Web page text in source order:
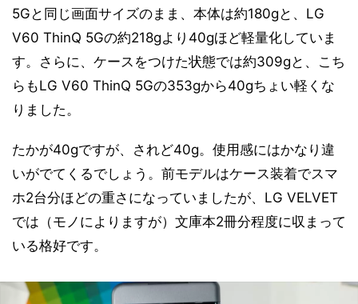
5Gと同じ画面サイズのまま、本体は約180gと、LG
V60 ThinQ 5Gの約218gより40gほど軽量化していま
す。さらに、ケースをつけた状態では約309gと、こち
らもLG V60 ThinQ 5Gの353gから40gちょい軽くな
りました。
たかが40gですが、されど40g。使用感にはかなり違
いがでてくるでしょう。前モデルはケース装着でスマ
ホ2台分ほどの重さになっていましたが、LG VELVET
では（モノによりますが）文庫本2冊分程度に収まって
いる格好です。